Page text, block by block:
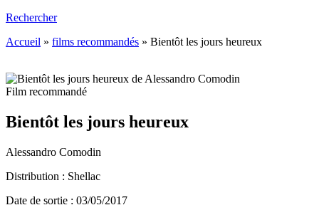
Rechercher
Accueil » films recommandés » Bientôt les jours heureux
Film recommandé
Bientôt les jours heureux
Alessandro Comodin
Distribution : Shellac
Date de sortie : 03/05/2017